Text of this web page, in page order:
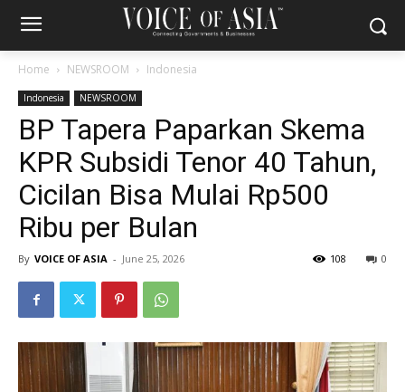
Home NEWSROOM Indonesia
Indonesia NEWSROOM
BP Tapera Paparkan Skema
KPR Subsidi Tenor 40 Tahun,
Cicilan Bisa Mulai Rp500
Ribu per Bulan
By VOICE OF ASIA - June 25, 2026 0
108